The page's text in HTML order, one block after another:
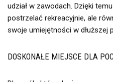
udział w zawodach. Dzięki
postrzelać rekreacyjnie, ale
swoje umiejętności w dłuższej
DOSKONAŁE MIEJSCE DLA